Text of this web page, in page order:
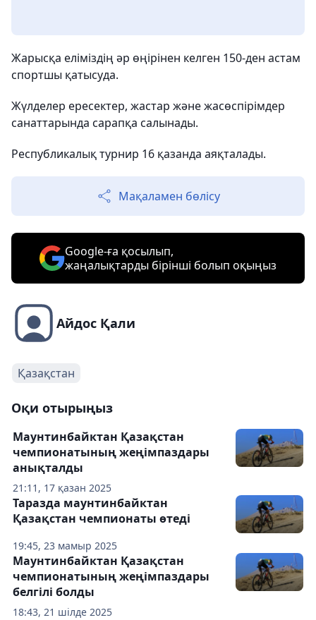
Жарысқа еліміздің әр өңірінен келген 150-ден астам
спортшы қатысуда.
Жүлделер ересектер, жастар және жасөспірімдер
санаттарында сарапқа салынады.
Республикалық турнир 16 қазанда аяқталады.
Мақаламен бөлісу
Google-ға қосылып,
жаңалықтарды бірінші болып оқыңыз
Айдос Қали
Қазақстан
Оқи отырыңыз
21:11, 17 қазан 2025
Маунтинбайктан Қазақстан
чемпионатының жеңімпаздары
анықталды
19:45, 23 мамыр 2025
Таразда маунтинбайктан
Қазақстан чемпионаты өтеді
18:43, 21 шілде 2025
Маунтинбайктан Қазақстан
чемпионатының жеңімпаздары
белгілі болды